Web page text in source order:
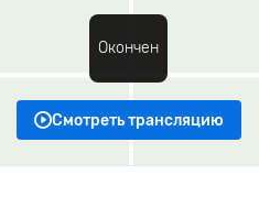
Окончен
Смотреть трансляцию